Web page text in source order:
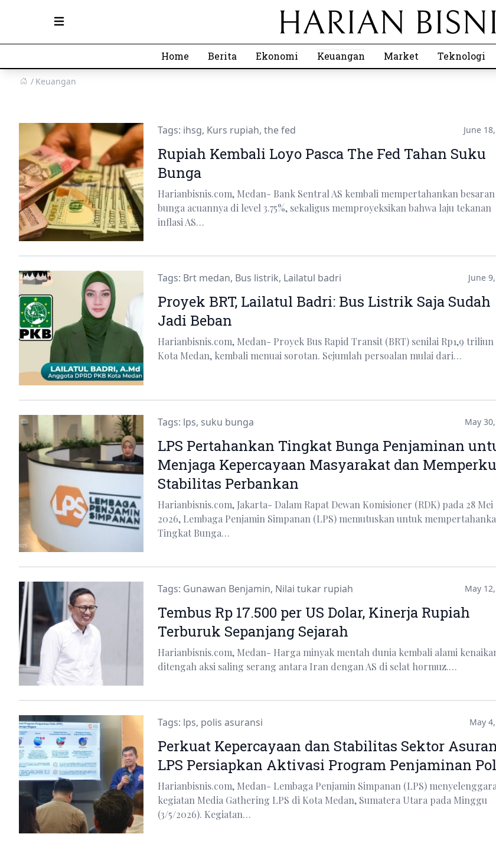
Open main menu
Home Berita Ekonomi Keuangan Market Teknologi
Keuangan
Tags: ihsg, Kurs rupiah, the fed June
Rupiah Kembali Loyo Pasca The Fed Tahan Suku
Bunga
Harianbisnis.com, Medan- Bank Sentral AS kembali mempertahankan besaran
bunga acuannya di level 3.75%, sekaligus memproyeksikan bahwa laju tekanan
inflasi AS…
Tags: Brt medan, Bus listrik, Lailatul badri June
Proyek BRT, Lailatul Badri: Bus Listrik Saja Sudah
Jadi Beban
Harianbisnis.com, Medan- Proyek Bus Rapid Transit (BRT) senilai Rp1,9 triliun
Kota Medan, kembali menuai sorotan. Sejumlah persoalan mulai dari…
Tags: lps, suku bunga May
LPS Pertahankan Tingkat Bunga Penjaminan
Menjaga Kepercayaan Masyarakat dan
Stabilitas Perbankan
Harianbisnis.com, Jakarta- Dalam Rapat Dewan Komisioner (RDK) pada 28 Mei
2026, Lembaga Penjamin Simpanan (LPS) memutuskan untuk
Tingkat Bunga…
Tags: Gunawan Benjamin, Nilai tukar rupiah May
Tembus Rp 17.500 per US Dolar, Kinerja Rupiah
Terburuk Sepanjang Sejarah
Harianbisnis.com, Medan- Harga minyak mentah dunia kembali alami
ditengah aksi saling serang antara Iran dengan AS di selat hormuz.…
Tags: lps, polis asuransi May
Perkuat Kepercayaan dan Stabilitas Sektor
LPS Persiapkan Aktivasi Program Penjaminan
Harianbisnis.com, Medan- Lembaga Penjamin Simpanan (LPS)
kegiatan Media Gathering LPS di Kota Medan, Sumatera Utara pada Minggu
(3/5/2026). Kegiatan…